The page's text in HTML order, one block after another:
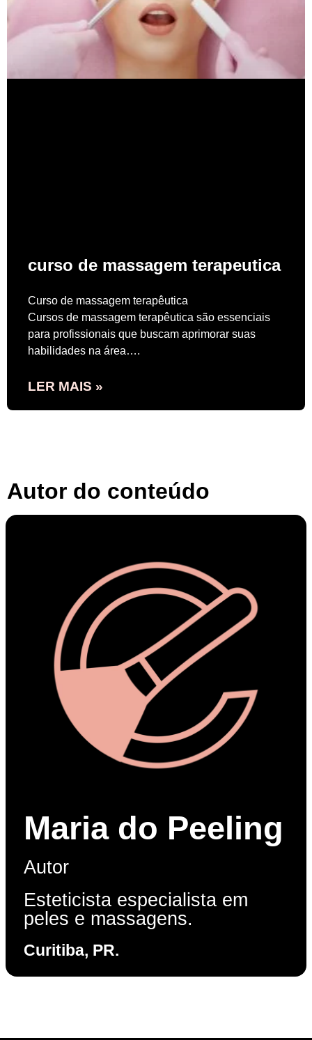
curso de massagem terapeutica
Curso de massagem terapêutica
Cursos de massagem terapêutica são essenciais
para profissionais que buscam aprimorar suas
habilidades na área….
LER MAIS »
Autor do conteúdo​
Maria do Peeling
Autor
Esteticista especialista em
peles e massagens.
Curitiba, PR.